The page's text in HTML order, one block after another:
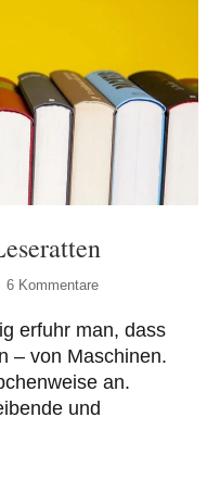
6 Kommentare
erfuhr man, dass
– von Maschinen.
an.
und